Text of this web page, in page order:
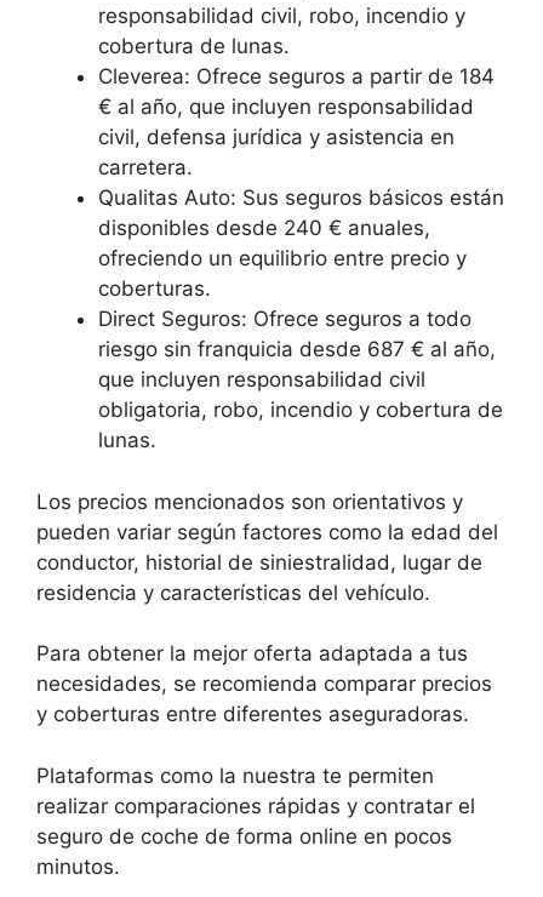
responsabilidad civil, robo, incendio y
cobertura de lunas.
Cleverea: Ofrece seguros a partir de 184
€ al año, que incluyen responsabilidad
civil, defensa jurídica y asistencia en
carretera.
Qualitas Auto: Sus seguros básicos están
disponibles desde 240 € anuales,
ofreciendo un equilibrio entre precio y
coberturas.
Direct Seguros: Ofrece seguros a todo
riesgo sin franquicia desde 687 € al año,
que incluyen responsabilidad civil
obligatoria, robo, incendio y cobertura de
lunas.
Los precios mencionados son orientativos y
pueden variar según factores como la edad del
conductor, historial de siniestralidad, lugar de
residencia y características del vehículo.
Para obtener la mejor oferta adaptada a tus
necesidades, se recomienda comparar precios
y coberturas entre diferentes aseguradoras.
Plataformas como la nuestra te permiten
realizar comparaciones rápidas y contratar el
seguro de coche de forma online en pocos
minutos.